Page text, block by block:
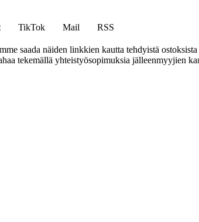
TikTok Mail
RSS
saada näiden linkkien kautta tehdyistä
tekemällä yhteistyösopimuksia jälleenmyyjien